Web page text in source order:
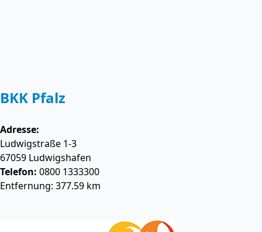
BKK Pfalz
Adresse:
Ludwigstraße 1-3
67059 Ludwigshafen
Telefon: 0800 1333300
Entfernung: 377.59 km